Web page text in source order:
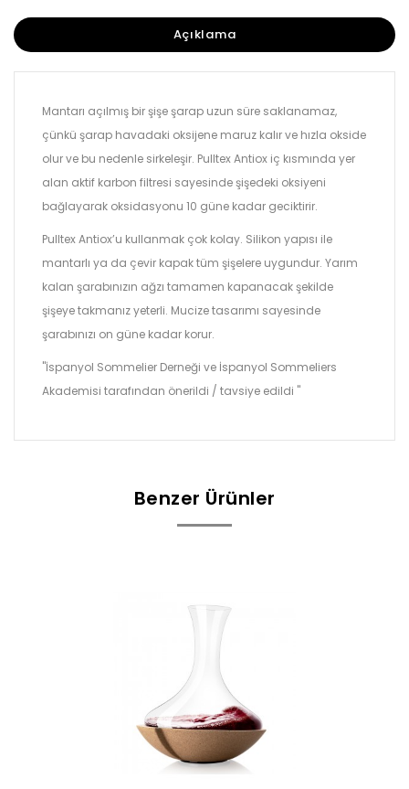
Açıklama
Mantarı açılmış bir şişe şarap uzun süre saklanamaz,
çünkü şarap havadaki oksijene maruz kalır ve hızla okside
olur ve bu nedenle sirkeleşir. Pulltex Antiox iç kısmında yer
alan aktif karbon filtresi sayesinde şişedeki oksiyeni
bağlayarak oksidasyonu 10 güne kadar geciktirir.
Pulltex Antiox’u kullanmak çok kolay. Silikon yapısı ile
mantarlı ya da çevir kapak tüm şişelere uygundur. Yarım
kalan şarabınızın ağzı tamamen kapanacak şekilde
şişeye takmanız yeterli. Mucize tasarımı sayesinde
şarabınızı on güne kadar korur.
"İspanyol Sommelier Derneği ve İspanyol Sommeliers
Akademisi tarafından önerildi / tavsiye edildi "
Benzer Ürünler